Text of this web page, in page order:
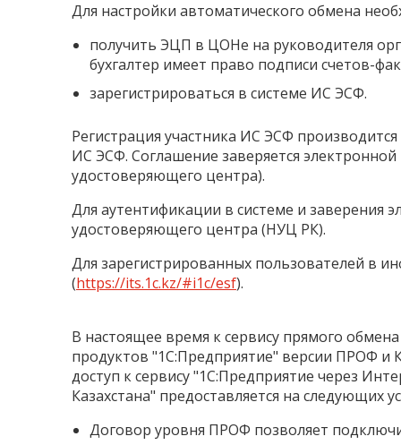
Для настройки автоматического обмена
получить ЭЦП в ЦОНе на руководителя
бухгалтер имеет право подписи счетов-
зарегистрироваться в системе ИС ЭСФ.
Регистрация участника ИС ЭСФ
ИС ЭСФ. Соглашение заверяется
удостоверяющего центра).
Для аутентификации в системе и
удостоверяющего центра (НУЦ РК).
Для зарегистрированных пользователей в
(https://its.1c.kz/#i1c/esf).
В настоящее время к сервису прямого
продуктов "1С:Предприятие" версии ПРОФ
доступ к сервису "1С:Предприятие через
Казахстана" предоставляется на следующих
Договор уровня ПРОФ позволяет